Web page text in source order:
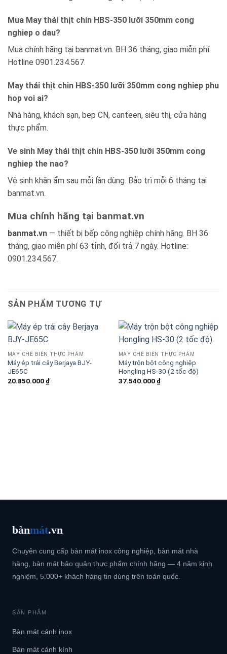
Mua May thái thịt chin HBS-350 lưỡi 350mm cong
nghiep o dau?
Mua chính hãng tại banmat.vn. BH 36 tháng, giao miễn phí.
Hotline 0901.234.567.
May thái thịt chin HBS-350 lưỡi 350mm cong nghiep phu
hop voi ai?
Nhà hàng, khách sạn, bep CN, canteen, siêu thị, cửa hàng
thực phẩm.
Ve sinh May thái thịt chin HBS-350 lưỡi 350mm cong
nghiep the nao?
Vệ sinh khăn ẩm sau mỗi lần dùng. Bảo trì mỗi 6 tháng tại
banmat.vn.
Mua chính hãng tại banmat.vn
banmat.vn — thiết bị bếp công nghiệp chính hãng. BH 36
tháng, giao miễn phí 63 tỉnh, đổi trả 7 ngày. Hotline:
0901.234.567.
SẢN PHẨM TƯƠNG TỰ
MÁY CHẾ BIẾN THỰC PHẨM
Máy ép trái cây Berjaya BJY-
JE65C
20.850.000 ₫
MÁY CHẾ BIẾN THỰC PHẨM
Máy trộn bột công nghiệp
Hongling HS-30 (2 tốc độ)
37.540.000 ₫
bànmát.vn
Chuyên cung cấp bàn mát inox công nghiệp, bàn mát nhà
hàng, bàn mát bảo quản thực phẩm chính hãng — 4 năm kinh
nghiệm, 5.000+ khách hàng tin dùng trên toàn quốc.
SẢN PHẨM
Bàn mát cánh inox
Bàn mát cánh kính